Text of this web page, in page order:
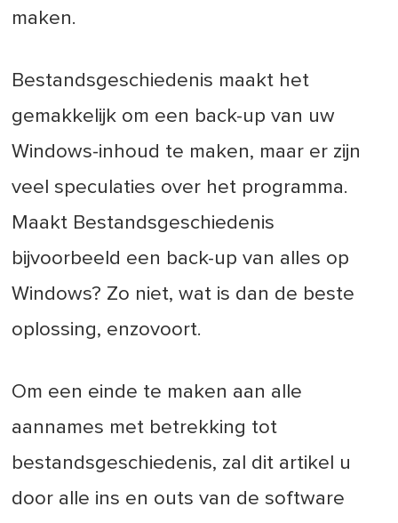
maken.
Bestandsgeschiedenis maakt het
gemakkelijk om een back-up van uw
Windows-inhoud te maken, maar er zijn
veel speculaties over het programma.
Maakt Bestandsgeschiedenis
bijvoorbeeld een back-up van alles op
Windows? Zo niet, wat is dan de beste
oplossing, enzovoort.
Om een einde te maken aan alle
aannames met betrekking tot
bestandsgeschiedenis, zal dit artikel u
door alle ins en outs van de software